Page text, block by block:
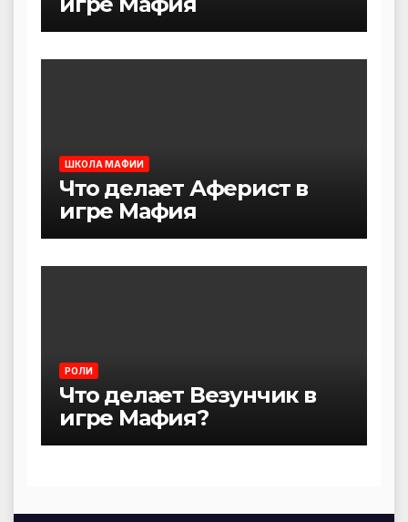
ШКОЛА МАФИИ
Что делает Аферист в
игре Мафия
РОЛИ
Что делает Везунчик в
игре Мафия?